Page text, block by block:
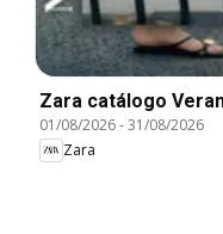
Zara catálogo
01/08/2026-31/08/2026
Zara